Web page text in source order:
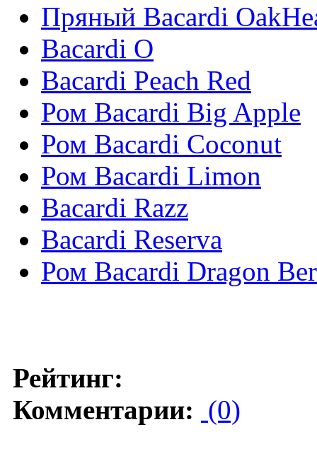
Пряный Bacardi
Bacardi O
Bacardi Peach Red
Ром Bacardi Big Apple
Ром Bacardi Coconut
Ром Bacardi Limon
Bacardi Razz
Bacardi Reserva
Ром Bacardi Dragon
Рейтинг:
Комментарии: (0)